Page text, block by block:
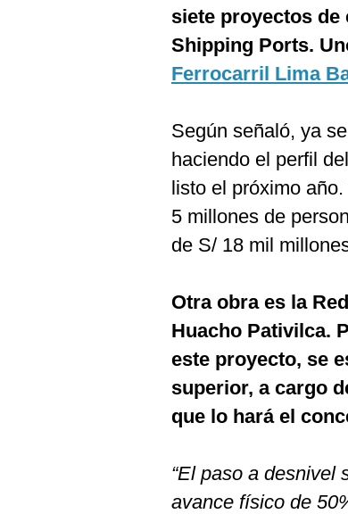
siete proyectos de
Shipping Ports.
Ferrocarril Lima
Según señaló, ya
haciendo el perfil
listo el próximo
5 millones de
de S/ 18 mil
Otra obra es la
Huacho Pativilca.
este proyecto, se
superior, a cargo
que lo hará el
“El paso a desnivel
avance físico de